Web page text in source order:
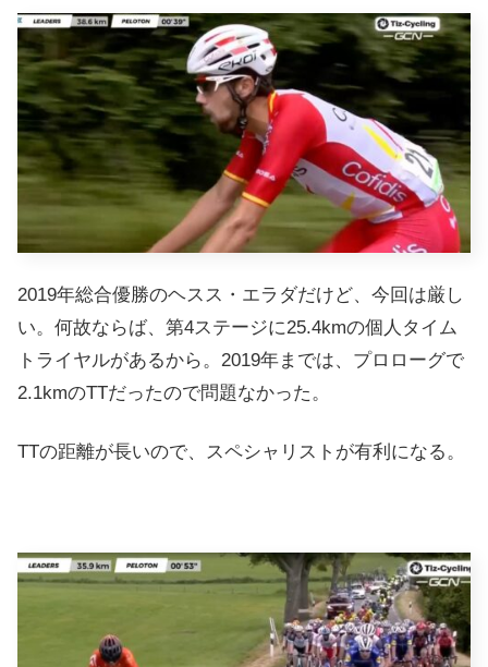
2019年総合優勝のヘスス・エラダだけど、今回は厳し
い。何故ならば、第4ステージに25.4kmの個人タイム
トライヤルがあるから。2019年までは、プロローグで
2.1kmのTTだったので問題なかった。
TTの距離が長いので、スペシャリストが有利になる。